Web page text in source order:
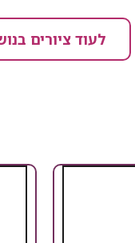
לעוד ציורים